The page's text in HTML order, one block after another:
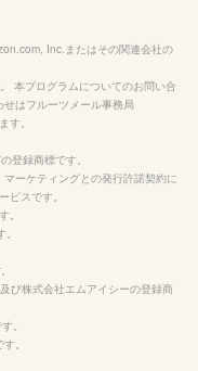
Inc.またはその関連会社の
本プログラムについてのお問い合
はフルーツメール事務局
す。
登録商標です。
ーケティングとの発行許諾契約に
ビスです。
。
び株式会社エムアイシーの登録商
。
。